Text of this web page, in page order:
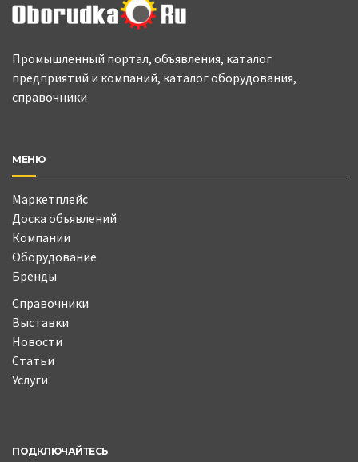
Промышленный портал, объявления, каталог
предприятий и компаний, каталог оборудования,
справочники
МЕНЮ
Маркетплейс
Доска объявлений
Компании
Оборудование
Бренды
Справочники
Выставки
Новости
Статьи
Услуги
ПОДКЛЮЧАЙТЕСЬ